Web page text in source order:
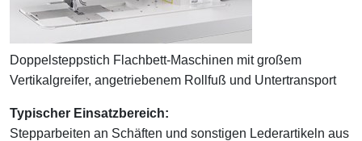
Doppelsteppstich Flachbett-Maschinen mit großem
Vertikalgreifer, angetriebenem Rollfuß und Untertransport
Typischer Einsatzbereich:
Stepparbeiten an Schäften und sonstigen Lederartikeln aus